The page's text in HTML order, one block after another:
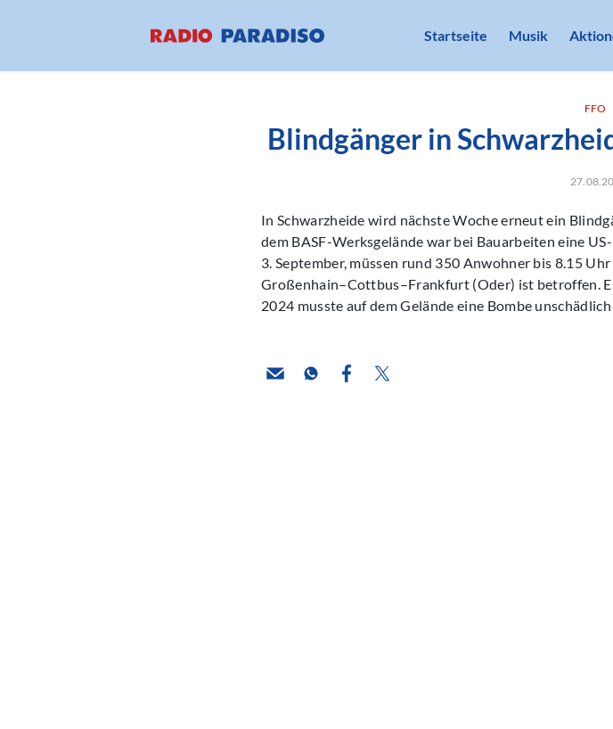
Startseite Musik
FFO
Blindgänger in
In Schwarzheide wird nächste Woche erneut ein
dem BASF-Werksgelände war bei Bauarbeiten eine
3. September, müssen rund 350 Anwohner bis 8.15
Großenhain–Cottbus–Frankfurt (Oder) ist betroffen.
2024 musste auf dem Gelände eine Bombe